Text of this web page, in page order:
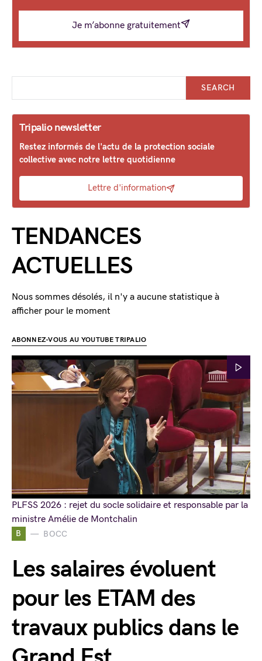
B BOCC
Les salaires évoluent
pour les ETAM des
travaux publics dans le
Je m’abonne gratuitement
SEARCH
Tripalio newsletter
Restez informés de l'actu de la protection sociale
collective avec notre lettre quotidienne
Lettre d'information
TENDANCES
ACTUELLES
Nous sommes désolés, il n'y a aucune statistique à
afficher pour le moment
ABONNEZ-VOUS AU YOUTUBE TRIPALIO
PLFSS 2026 : rejet du socle solidaire et responsable par la
ministre Amélie de Montchalin